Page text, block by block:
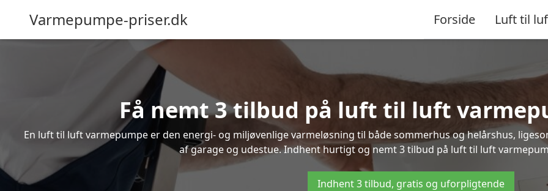
Varmepumpe-priser.dk Forside Luft til
Få nemt 3 tilbud på luft til luft
En luft til luft varmepumpe er den energi- og miljøvenlige varmeløsning til både sommerhus og helårshus,
af garage og udestue. Indhent hurtigt og nemt 3 tilbud på luft til luft
Indhent 3 tilbud, gratis og uforpligtende